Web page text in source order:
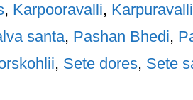
, Karpooravalli, Karpuravalli
santa, Pashan Bhedi,
, Sete dores, Sete